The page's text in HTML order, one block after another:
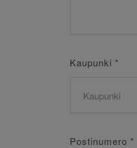
Kaupunki *
Postinumero *